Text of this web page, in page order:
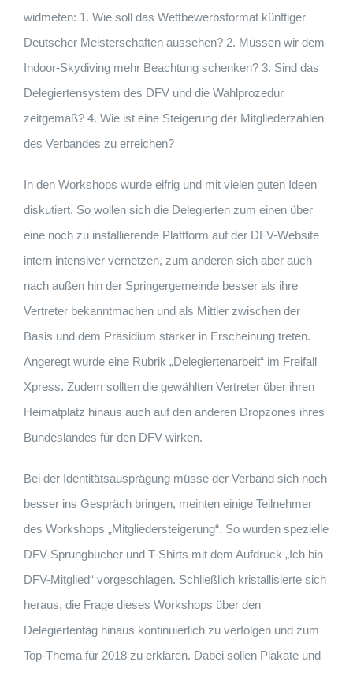
widmeten: 1. Wie soll das Wettbewerbsformat künftiger
Deutscher Meisterschaften aussehen? 2. Müssen wir dem
Indoor-Skydiving mehr Beachtung schenken? 3. Sind das
Delegiertensystem des DFV und die Wahlprozedur
zeitgemäß? 4. Wie ist eine Steigerung der Mitgliederzahlen
des Verbandes zu erreichen?
In den Workshops wurde eifrig und mit vielen guten Ideen
diskutiert. So wollen sich die Delegierten zum einen über
eine noch zu installierende Plattform auf der DFV-Web­site
intern intensiver vernetzen, zum anderen sich aber auch
nach außen hin der Springergemeinde besser als ihre
Vertreter bekanntmachen und als Mittler zwischen der
Basis und dem Präsidium stärker in Erscheinung treten.
Angeregt wurde eine Rubrik „Delegiertenarbeit“ im Freifall
Xpress. Zudem sollten die gewählten Vertreter über ihren
Heimatplatz hinaus auch auf den anderen Dropzones ihres
Bundeslandes für den DFV wirken.
Bei der Identitätsausprägung müsse der Verband sich noch
besser ins Gespräch bringen, meinten einige Teilnehmer
des Workshops „Mitgliedersteigerung“. So wurden spezielle
DFV-Sprungbücher und T-Shirts mit dem Aufdruck „Ich bin
DFV-Mitglied“ vorgeschlagen. Schließlich kristallisierte sich
heraus, die Frage dieses Workshops über den
Delegiertentag hinaus kontinuierlich zu verfolgen und zum
Top-Thema für 2018 zu erklären. Dabei sollen Plakate und